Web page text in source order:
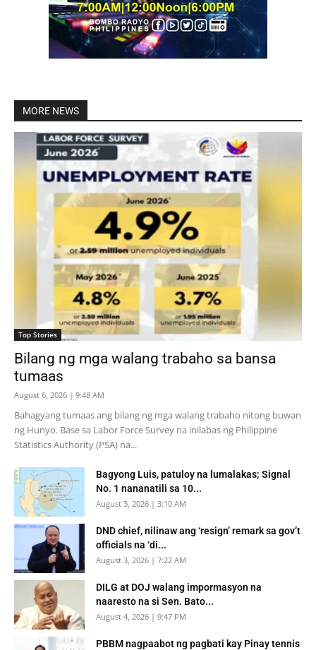
MORE NEWS
Top Stories
Bilang ng mga walang trabaho sa bansa
tumaas
August 6, 2026 | 9:48 AM
Bahagyang tumaas ang bilang ng mga walang trabaho nitong buwan
ng Hunyo. Base sa Labor Force Survey na inilabas ng Philippine
Statistics Authority (PSA) na...
Bagyong Luis, patuloy na lumalakas; Signal
No. 1 nananatili sa 10...
August 3, 2026 | 3:10 AM
DND chief, nilinaw ang ‘resign’ remark sa gov’t
officials na ‘di...
August 3, 2026 | 7:22 AM
DILG at DOJ walang impormasyon na
naaresto na si Sen. Bato...
August 4, 2026 | 9:47 PM
PBBM nagpaabot ng pagbati kay Pinay tennis